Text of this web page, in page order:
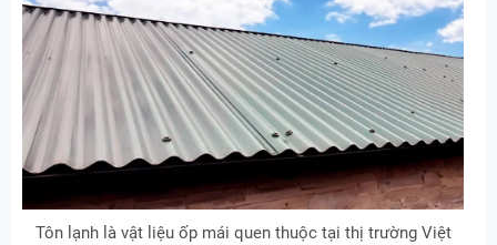
Tôn lạnh là vật liệu ốp mái quen thuộc tại thị trường Việt